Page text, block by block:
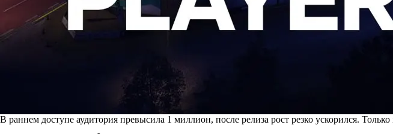
В раннем доступе аудитория превысила 1 миллион, после релиза рост резко ускорился.